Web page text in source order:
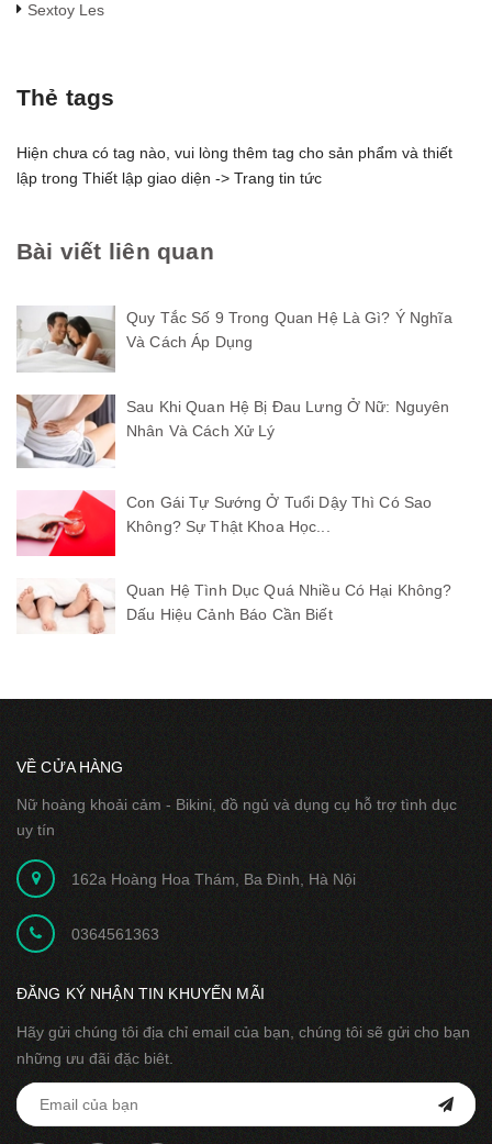
Sextoy Les
Thẻ tags
Hiện chưa có tag nào, vui lòng thêm tag cho sản phẩm và thiết
lập trong Thiết lập giao diện -> Trang tin tức
Bài viết liên quan
Quy Tắc Số 9 Trong Quan Hệ Là Gì? Ý Nghĩa
Và Cách Áp Dụng
Sau Khi Quan Hệ Bị Đau Lưng Ở Nữ: Nguyên
Nhân Và Cách Xử Lý
Con Gái Tự Sướng Ở Tuổi Dậy Thì Có Sao
Không? Sự Thật Khoa Học...
Quan Hệ Tình Dục Quá Nhiều Có Hại Không?
Dấu Hiệu Cảnh Báo Cần Biết
VỀ CỬA HÀNG
Nữ hoàng khoải cảm - Bikini, đồ ngủ và dụng cụ hỗ trợ tình dục
uy tín
162a Hoàng Hoa Thám, Ba Đình, Hà Nội
0364561363
ĐĂNG KÝ NHẬN TIN KHUYẾN MÃI
Hãy gửi chúng tôi địa chỉ email của bạn, chúng tôi sẽ gửi cho bạn
những ưu đãi đặc biêt.